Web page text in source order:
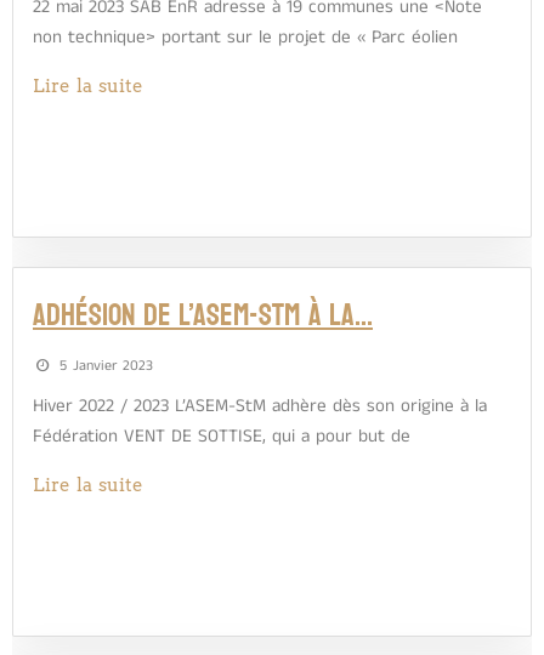
22 mai 2023 SAB EnR adresse à 19 communes une <Note
non technique> portant sur le projet de « Parc éolien
Lire la suite
Adhésion de l’ASEM-StM à la…
5 Janvier 2023
Hiver 2022 / 2023 L’ASEM-StM adhère dès son origine à la
Fédération VENT DE SOTTISE, qui a pour but de
Lire la suite